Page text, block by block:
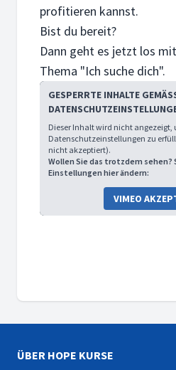
profitieren kannst.
Bist du bereit?
Dann geht es jetzt los
Thema "Ich suche dich".
GESPERRTE INHALTE GEMÄSS
Dieser Inhalt wird nicht angezeigt,
Datenschutzeinstellungen zu
nicht akzeptiert).
Wollen Sie das trotzdem sehen?
Einstellungen hier ändern:
VIMEO
ÜBER HOPE KURSE